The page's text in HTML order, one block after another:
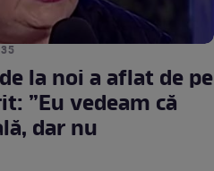
la noi a aflat de pe
”Eu vedeam că
dar nu